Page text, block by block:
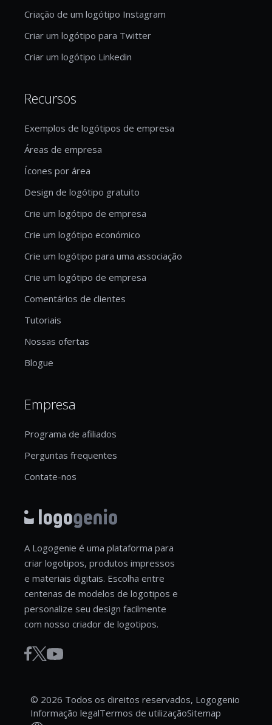
Criação de um logótipo Instagram
Criar um logótipo para Twitter
Criar um logótipo Linkedin
Recursos
Exemplos de logótipos de empresa
Áreas de empresa
Ícones por área
Design de logótipo gratuito
Crie um logótipo de empresa
Crie um logótipo económico
Crie um logótipo para uma associação
Crie um logótipo de empresa
Comentários de clientes
Tutoriais
Nossas ofertas
Blogue
Empresa
Programa de afiliados
Perguntas frequentes
Contate-nos
A Logogenie é uma plataforma para
criar logotipos, produtos impressos
e materiais digitais. Escolha entre
centenas de modelos de logotipos e
personalize seu design facilmente
com nosso criador de logotipos.
© 2026 Todos os direitos reservados, Logogenio
Informação legalTermos de utilizaçãoSitemap